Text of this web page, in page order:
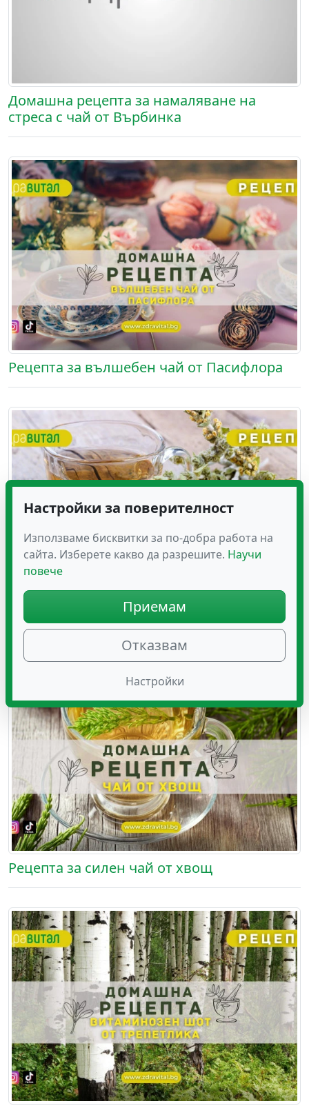
Домашна рецепта за намаляване на
стреса с чай от Върбинка
Рецепта за вълшебен чай от Пасифлора
Рецепта за полезен мурсалски чай
Рецепта за силен чай от хвощ
Настройки за поверителност
Използваме бисквитки за по-добра работа на
сайта. Изберете какво да разрешите. Научи
повече
Приемам
Отказвам
Настройки